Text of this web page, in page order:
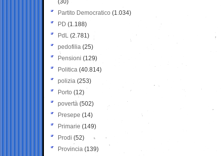
(30)
Partito Democratico (1.034)
PD (1.188)
PdL (2.781)
pedofilia (25)
Pensioni (129)
Politica (40.814)
polizia (253)
Porto (12)
povertà (502)
Presepe (14)
Primarie (149)
Prodi (52)
Provincia (139)